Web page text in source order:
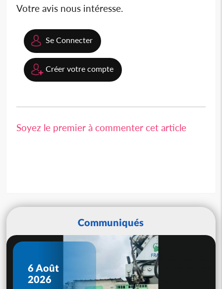
Votre avis nous intéresse.
Se Connecter
Créer votre compte
Soyez le premier à commenter cet article
Communiqués
6 Août
2026